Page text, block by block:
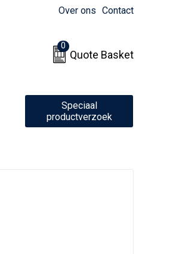
Over ons Contact
0
Quote Basket
Speciaal
productverzoek